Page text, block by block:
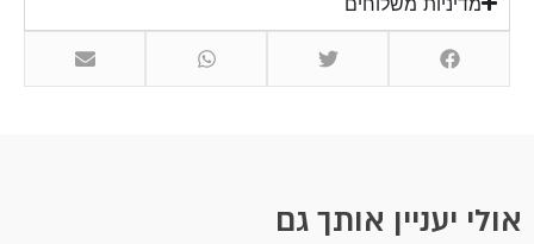
אולי יעניין אותך גם